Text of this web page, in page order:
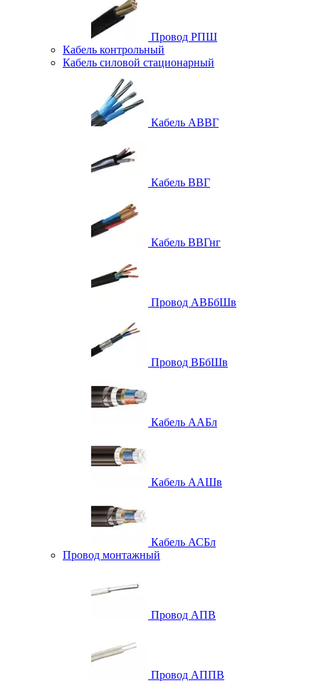
Провод РПШ
Кабель контрольный
Кабель силовой стационарный
Кабель АВВГ
Кабель ВВГ
Кабель ВВГнг
Провод АВБбШв
Провод ВБбШв
Кабель ААБл
Кабель ААШв
Кабель АСБл
Провод монтажный
Провод АПВ
Провод АППВ